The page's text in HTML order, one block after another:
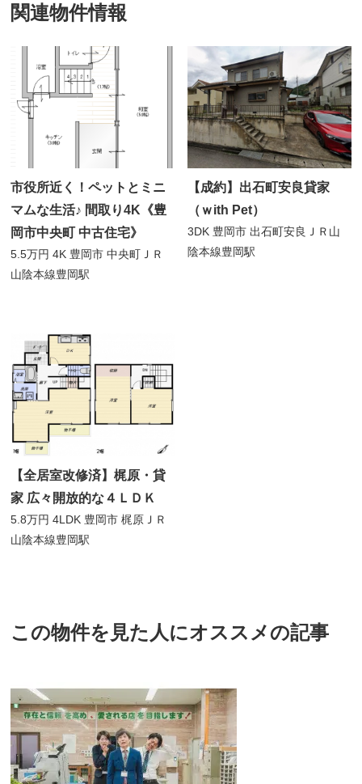
関連物件情報
市役所近く！ペットとミニ
マムな生活♪ 間取り4K《豊
岡市中央町 中古住宅》
5.5万円4K 豊岡市 中央町 ＪＲ
山陰本線豊岡駅
【成約】出石町安良貸家
（ｗith Pet）
3DK 豊岡市 出石町安良 ＪＲ山
陰本線豊岡駅
【全居室改修済】梶原・貸
家 広々開放的な４ＬＤＫ
5.8万円4LDK 豊岡市 梶原 ＪＲ
山陰本線豊岡駅
この物件を見た人にオススメの記事